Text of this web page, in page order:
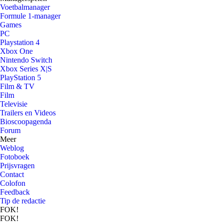
Voetbalmanager
Formule 1-manager
Games
PC
Playstation 4
Xbox One
Nintendo Switch
Xbox Series X|S
PlayStation 5
Film & TV
Film
Televisie
Trailers en Videos
Bioscoopagenda
Forum
Meer
Weblog
Fotoboek
Prijsvragen
Contact
Colofon
Feedback
Tip de redactie
FOK!
FOK!